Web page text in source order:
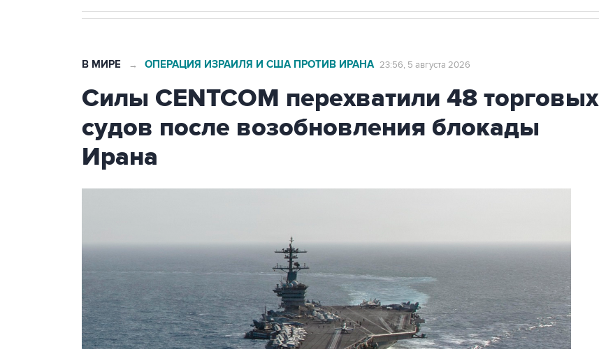
В МИРЕ → ОПЕРАЦИЯ ИЗРАИЛЯ И США ПРОТИВ ИРАНА 23:56, 5 августа 2026
Силы CENTCOM перехватили 48 торговых
судов после возобновления блокады
Ирана